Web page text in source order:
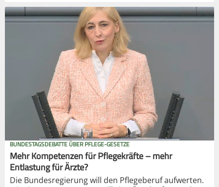
BUNDESTAGSDEBATTE ÜBER PFLEGE-GESETZE
Mehr Kompetenzen für Pflegekräfte – mehr
Entlastung für Ärzte?
Die Bundesregierung will den Pflegeberuf aufwerten.